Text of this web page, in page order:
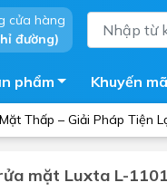
cửa hàng
đường)
phẩm Khuyến
Thấp – Giải Pháp Tiện
mặt Luxta L-